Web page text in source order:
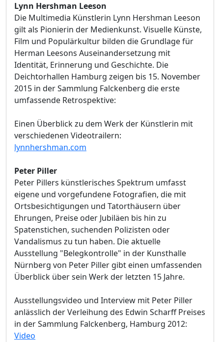
Lynn Hershman Leeson
Die Multimedia Künstlerin Lynn Hershman Leeson
gilt als Pionierin der Medienkunst. Visuelle Künste,
Film und Populärkultur bilden die Grundlage für
Herman Leesons Auseinandersetzung mit
Identität, Erinnerung und Geschichte. Die
Deichtorhallen Hamburg zeigen bis 15. November
2015 in der Sammlung Falckenberg die erste
umfassende Retrospektive:
Einen Überblick zu dem Werk der Künstlerin mit
verschiedenen Videotrailern:
lynnhershman.com
Peter Piller
Peter Pillers künstlerisches Spektrum umfasst
eigene und vorgefundene Fotografien, die mit
Ortsbesichtigungen und Tatorthäusern über
Ehrungen, Preise oder Jubiläen bis hin zu
Spatenstichen, suchenden Polizisten oder
Vandalismus zu tun haben. Die aktuelle
Ausstellung "Belegkontrolle" in der Kunsthalle
Nürnberg von Peter Piller gibt einen umfassenden
Überblick über sein Werk der letzten 15 Jahre.
Ausstellungsvideo und Interview mit Peter Piller
anlässlich der Verleihung des Edwin Scharff Preises
in der Sammlung Falckenberg, Hamburg 2012:
Video